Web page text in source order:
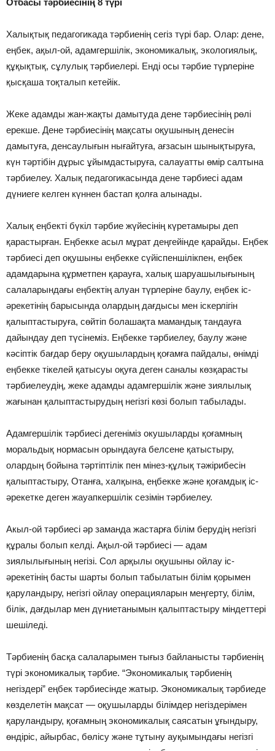
Отбасы тәрбиесiнiң 8 түрi
Халықтық педагогикада тәрбиенiң сегiз түрi бар. Олар: дене,
еңбек, ақыл-ой, адамгершiлiк, экономикалық, экологиялық,
құқықтық, сұлулық тәрбиелерi. Ендi осы тәрбие түрлерiне
қысқаша тоқталып кетейiк.
Жеке адамды жан-жақты дамытуда дене тәрбиесiнiң рөлi
ерекше. Дене тәрбиесiнiң мақсаты оқушының денесiн
дамытуға, денсаулығын нығайтуға, ағзасын шынықтыруға,
күн тәртiбiн дұрыс ұйымдастыруға, салауатты өмiр салтына
тәрбиелеу. Халық педагогикасында дене тәрбиесi адам
дүниеге келген күннен бастап қолға алынады.
Халық еңбектi бүкiл тәрбие жүйесiнiң күретамыры деп
қарастырған. Еңбекке асыл мұрат деңгейiнде қарайды. Еңбек
тәрбиесi деп оқушыны еңбекке сүйiспеншiлiкпен, еңбек
адамдарына құрметпен қарауға, халық шаруашылығының
салаларындағы еңбектiң алуан түрлерiне баулу, еңбек iс-
әрекетiнiң барысында олардың дағдысы мен iскерлiгiн
қалыптастыруға, сөйтiп болашақта мамандық тандауға
дайындау деп түсiнемiз. Еңбекке тәрбиелеу, баулу және
кәсiптiк бағдар беру оқушылардың қоғамға пайдалы, өнiмдi
еңбекке тiкелей қатысуы оқуға деген саналы көзқарасты
тәрбиелеудiң, жеке адамды адамгершiлiк және зиялылық
жағынан қалыптастырудың негiзгi көзi болып табылады.
Адамгершiлiк тәрбиесi дегенiмiз окушыларды қоғамның
моральдық нормасын орындауға белсене қатыстыру,
олардың бойына тәртiптiлiк пен мiнез-құлық тәжiрибесiн
қалыптастыру, Отанға, халқына, еңбекке және қоғамдық iс-
әрекетке деген жауапкершiлiк сезiмiн тәрбиелеу.
Акыл-ой тәрбиесi әр заманда жастарға бiлiм берудiң негiзгi
құралы болып келдi. Ақыл-ой тәрбиесi — адам
зиялылығының негiзi. Сол арқылы оқушыны ойлау iс-
әрекетiнiң басты шарты болып табылатын бiлiм қорымен
қаруландыру, негiзгi ойлау операцияларын меңгерту, бiлiм,
бiлiк, дағдылар мен дүниетанымын қалыптастыру мiндеттерi
шешiледi.
Тәрбиенiң басқа салаларымен тығыз байланысты тәрбиенiң
түрi экономикалық тәрбие. “Экономикалық тәрбиенiң
негiздерi” еңбек тәрбиесiнде жатыр. Экономикалық тәрбиеде
көзделетiн мақсат — оқушыларды бiлiмдер негiздерiмен
қаруландыру, қоғамның экономикалық саясатын ұғындыру,
өндiрiс, айырбас, бөлiсу және тұтыну ауқымындағы негiзгi